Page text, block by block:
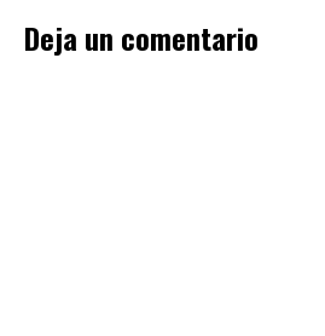
Deja un comentario